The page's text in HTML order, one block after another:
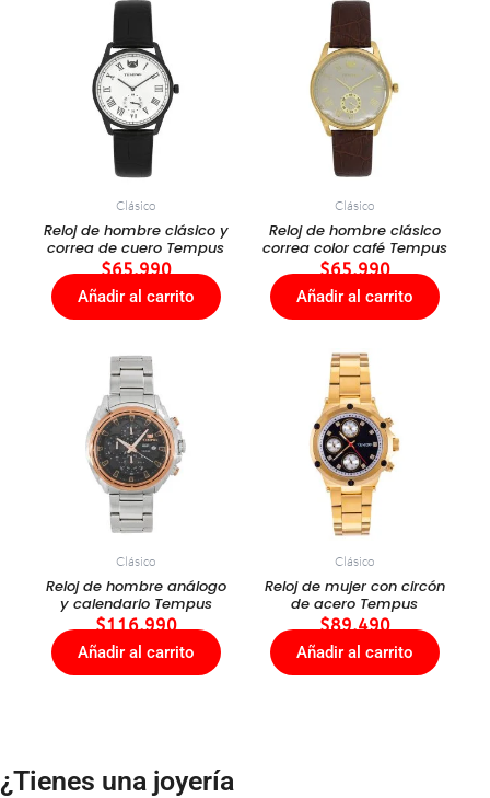
Clásico
Reloj de hombre clásico y
correa de cuero Tempus
$65.990
Añadir al carrito
Clásico
Reloj de hombre clásico
correa color café Tempus
$65.990
Añadir al carrito
Clásico
Reloj de hombre análogo
y calendario Tempus
$116.990
Añadir al carrito
Clásico
Reloj de mujer con circón
de acero Tempus
$89.490
Añadir al carrito
¿Tienes una joyería